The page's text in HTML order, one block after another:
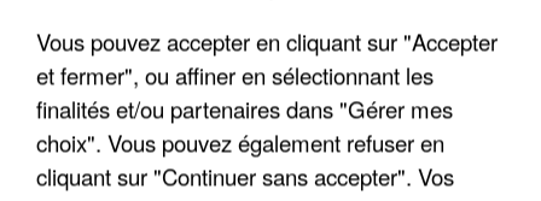
APRÈS TOUTES CES CANICULES, LES REFUGES
DE FAUNE SAUVAGE SONT...
Vous pouvez accepter en cliquant sur "Accepter
et fermer", ou affiner en sélectionnant les
finalités et/ou partenaires dans "Gérer mes
choix". Vous pouvez également refuser en
cliquant sur "Continuer sans accepter". Vos